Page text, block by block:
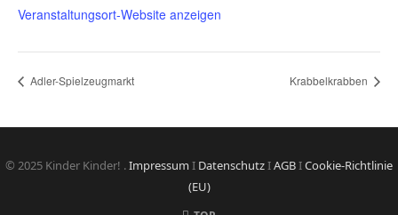
Veranstaltungsort-Website anzeigen
Adler-Spielzeugmarkt Krabbelkrabben
© 2025 Kinder Kinder! .Impressum I DatenschutzIAGBICookie-Richtlinie
(EU)